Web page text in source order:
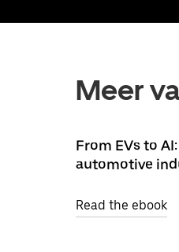
Meer
From EVs to
automotive
Read the ebook